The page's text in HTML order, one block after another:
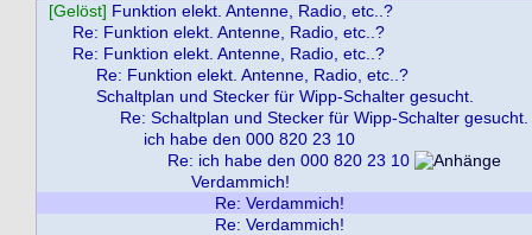
[Gelöst] Funktion elekt. Antenne, Radio, etc..?
Re: Funktion elekt. Antenne, Radio, etc..?
Re: Funktion elekt. Antenne, Radio, etc..?
Re: Funktion elekt. Antenne, Radio, etc..?
Schaltplan und Stecker für Wipp-Schalter gesucht.
Re: Schaltplan und Stecker für Wipp-Schalter gesucht.
ich habe den 000 820 23 10
Re: ich habe den 000 820 23 10
Verdammich!
Re: Verdammich!
Re: Verdammich!